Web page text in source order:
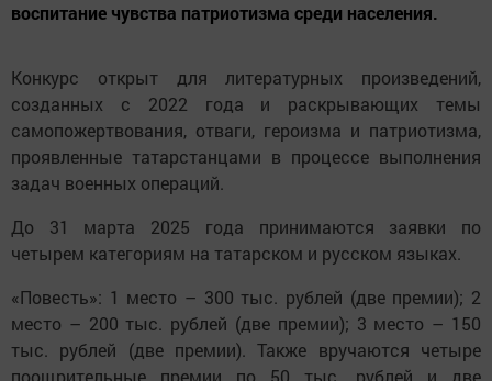
воспитание чувства патриотизма среди населения.
Конкурс открыт для литературных произведений,
созданных с 2022 года и раскрывающих темы
самопожертвования, отваги, героизма и патриотизма,
проявленные татарстанцами в процессе выполнения
задач военных операций.
До 31 марта 2025 года принимаются заявки по
четырем категориям на татарском и русском языках.
«Повесть»: 1 место – 300 тыс. рублей (две премии); 2
место – 200 тыс. рублей (две премии); 3 место – 150
тыс. рублей (две премии). Также вручаются четыре
поощрительные премии по 50 тыс. рублей и две